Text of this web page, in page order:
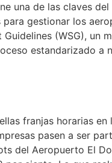
una de las claves
gestionar los
(WSG), un
estandarizado a
franjas horarias en
pasen a ser
del Aeropuerto El